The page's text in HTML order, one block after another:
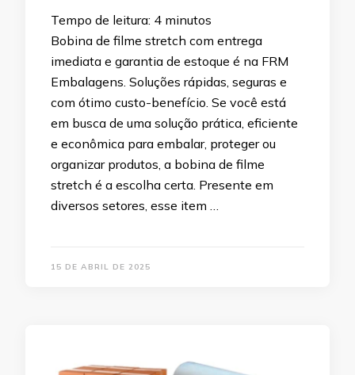
Tempo de leitura: 4 minutos
Bobina de filme stretch com entrega
imediata e garantia de estoque é na FRM
Embalagens. Soluções rápidas, seguras e
com ótimo custo-benefício. Se você está
em busca de uma solução prática, eficiente
e econômica para embalar, proteger ou
organizar produtos, a bobina de filme
stretch é a escolha certa. Presente em
diversos setores, esse item …
15 DE ABRIL DE 2025